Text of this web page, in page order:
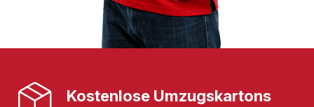
Kostenlose Umzugskartons